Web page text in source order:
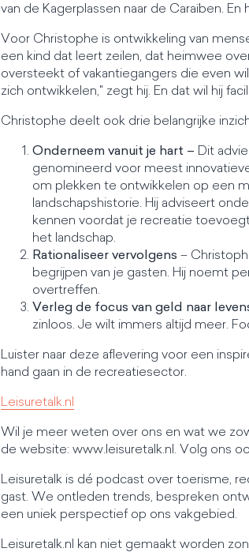
van de Kagerplassen naar de Caraïben.
Voor Christophe is ontwikkeling van
een kind dat leert zeilen, dat heimwee
oversteekt of vakantiegangers die even
zich ontwikkelen," zegt hij. En dat wil hij
Christophe deelt ook drie belangrijke
Onderneem vanuit je hart – Dit
genomineerd voor meest
om plekken te ontwikkelen op een
landschapshistorie. Hij adviseert
kennen voordat je recreatie
het landschap.
Rationaliseer vervolgens –
begrijpen van je gasten. Hij noemt
overtreffen.
Verleg de focus van geld naar
zinloos. Je wilt immers altijd meer.
Luister naar deze aflevering voor een
hand gaan in de recreatiesector.
Leisuretalk.nl
Wil je meer weten over ons en wat we
de website: www.leisuretalk.nl. Volg ons
Leisuretalk is dé podcast over toerisme,
gast. We ontleden trends, bespreken
een uniek perspectief op ons vakgebied.
Leisuretalk.nl kan niet gemaakt worden